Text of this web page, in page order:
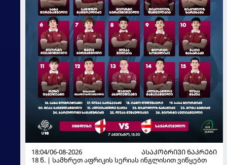
18:04/06-08-2026
ᲐᲡᲐᲙᲝᲑᲠᲘᲕᲘ ᲜᲐᲙᲠᲔᲑᲘ
18 წ. | სამხრეთ აფრიკის სერიას ინგლისით ვიწყებთ